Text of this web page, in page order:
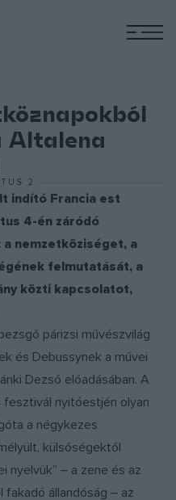
Altalena
2.
indító Francia est
4-én záródó
nemzetköziséget, a
felmutatását, a
közti kapcsolatot,
párizsi művészvilág
és Debussynek a művei
Dezső előadásában. A
nyitóestjén olyan
a négykezes
külsőségektől
nyelvük” ‒ a zene és az
állandóság ‒ az